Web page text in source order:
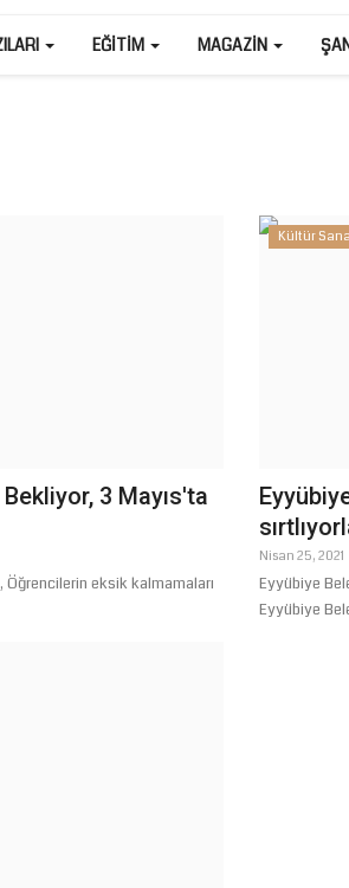
EĞITIM MAGAZIN
3 Mayıs'ta
Öğrencilerin eksik kalmamaları
Kültür
Nisan 25, 2021
Eyyübiye
Eyyübiye